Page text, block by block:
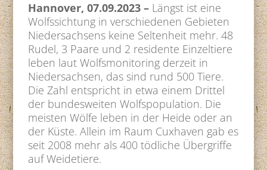
Hannover,07.09.2023 – Längst ist eine
Wolfssichtung in verschiedenen Gebieten
Niedersachsens keine Seltenheit mehr. 48
Rudel, 3 Paare und 2 residente Einzeltiere
leben laut Wolfsmonitoring derzeit in
Niedersachsen, das sind rund 500 Tiere.
Die Zahl entspricht in etwa einem Drittel
der bundesweiten Wolfspopulation. Die
meisten Wölfe leben in der Heide oder an
der Küste. Allein im Raum Cuxhaven gab es
seit 2008 mehr als 400 tödliche Übergriffe
auf Weidetiere.